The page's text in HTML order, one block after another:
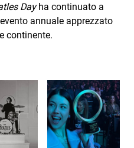
Dayha continuato a
annuale apprezzato
continente.